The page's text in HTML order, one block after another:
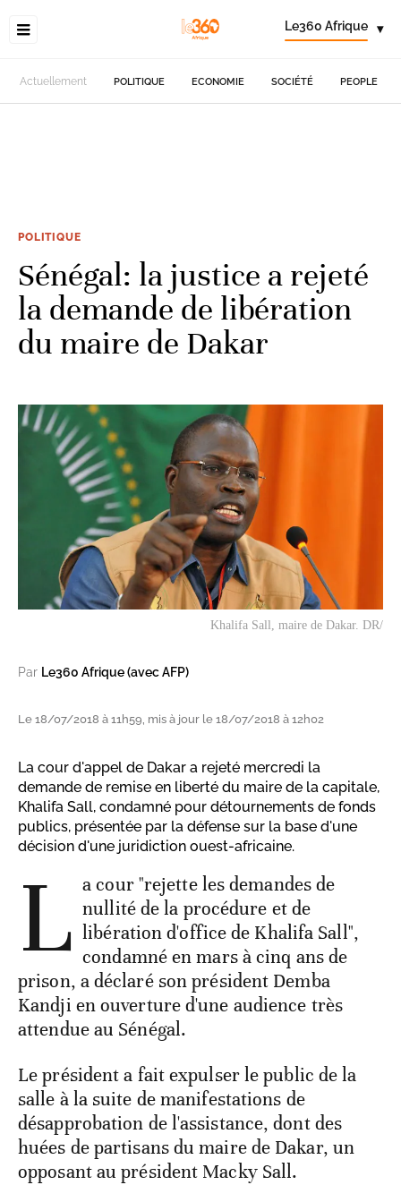
Le360 Afrique ▾
Actuellement POLITIQUE ECONOMIE SOCIÉTÉ PEOPLE
POLITIQUE
Sénégal: la justice a rejeté
la demande de libération
du maire de Dakar
Khalifa Sall, maire de Dakar. DR/
Par Le360 Afrique (avec AFP)
Le 18/07/2018 à 11h59, mis à jour le 18/07/2018 à 12h02
La cour d'appel de Dakar a rejeté mercredi la
demande de remise en liberté du maire de la capitale,
Khalifa Sall, condamné pour détournements de fonds
publics, présentée par la défense sur la base d'une
décision d'une juridiction ouest-africaine.
L a cour "rejette les demandes de
nullité de la procédure et de
libération d'office de Khalifa Sall",
condamné en mars à cinq ans de
prison, a déclaré son président Demba
Kandji en ouverture d'une audience très
attendue au Sénégal.
Le président a fait expulser le public de la
salle à la suite de manifestations de
désapprobation de l'assistance, dont des
huées de partisans du maire de Dakar, un
opposant au président Macky Sall.